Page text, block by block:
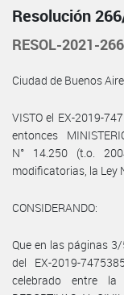
Resolución
RESOL-2021-
Ciudad de Buenos
VISTO el EX-2019-
entonces
N° 14.250 (t.o.
modificatorias, la Ley
CONSIDERANDO:
Que en las páginas
del EX-2019-
celebrado entre la